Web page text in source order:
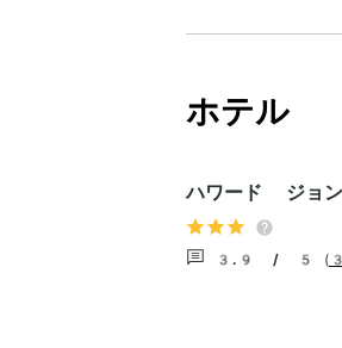
ホテル
ハワード ジョ
3.9 / 5 (